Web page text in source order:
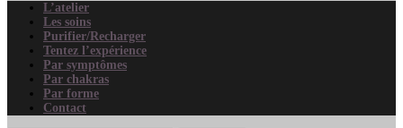
L’atelier
Les soins
Purifier/Recharger
Tentez l’expérience
Par symptômes
Par chakras
Par forme
Contact